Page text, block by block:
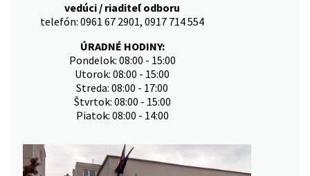
vedúci / riaditeľ odboru
telefón: 0961 67 2901, 0917 714 554
ÚRADNÉ HODINY:
Pondelok: 08:00 - 15:00
Utorok: 08:00 - 15:00
Streda: 08:00 - 17:00
Štvrtok: 08:00 - 15:00
Piatok: 08:00 - 14:00